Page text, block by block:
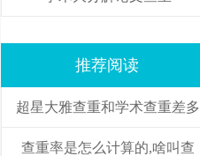
推荐阅读
超星大雅查重和学术查重差多
查重率是怎么计算的,啥叫查